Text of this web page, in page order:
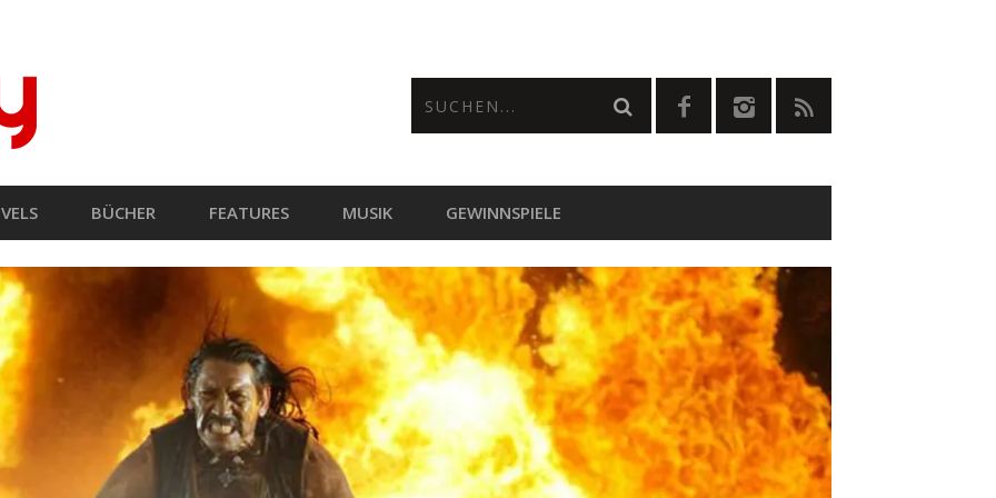
BÜCHER FEATURES MUSIK GEWINNSPIELE